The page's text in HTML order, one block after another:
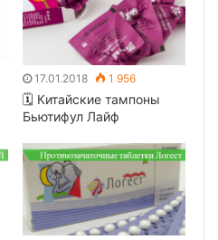
17.01.2018 1 956
🗓 Китайские тампоны
Бьютифул Лайф